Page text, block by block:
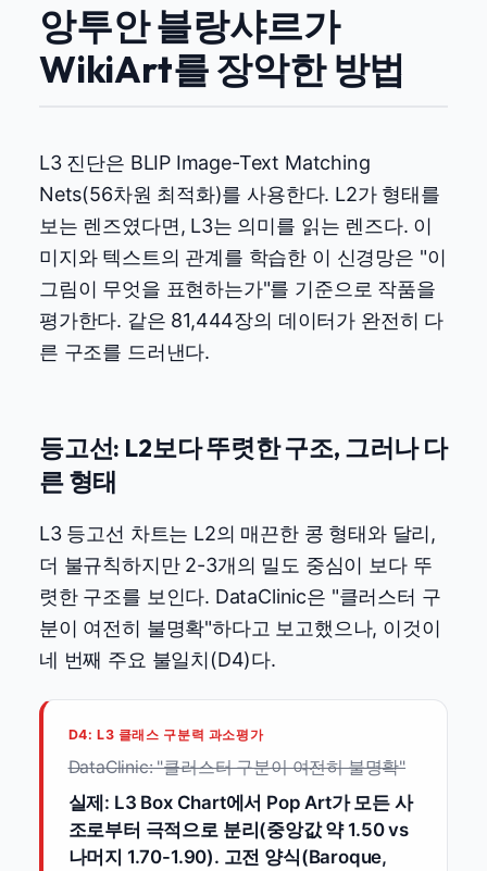
앙투안 블랑샤르가
WikiArt를 장악한 방법
L3 진단은 BLIP Image-Text Matching
Nets(56차원 최적화)를 사용한다. L2가 형태를
보는 렌즈였다면, L3는 의미를 읽는 렌즈다. 이
미지와 텍스트의 관계를 학습한 이 신경망은 "이
그림이 무엇을 표현하는가"를 기준으로 작품을
평가한다. 같은 81,444장의 데이터가 완전히 다
른 구조를 드러낸다.
등고선: L2보다 뚜렷한 구조, 그러나 다
른 형태
L3 등고선 차트는 L2의 매끈한 콩 형태와 달리,
더 불규칙하지만 2-3개의 밀도 중심이 보다 뚜
렷한 구조를 보인다. DataClinic은 "클러스터 구
분이 여전히 불명확"하다고 보고했으나, 이것이
네 번째 주요 불일치(D4)다.
D4: L3 클래스 구분력 과소평가
DataClinic: "클러스터 구분이 여전히 불명확"
실제: L3 Box Chart에서 Pop Art가 모든 사
조로부터 극적으로 분리(중앙값 약 1.50 vs
나머지 1.70-1.90). 고전 양식(Baroque,